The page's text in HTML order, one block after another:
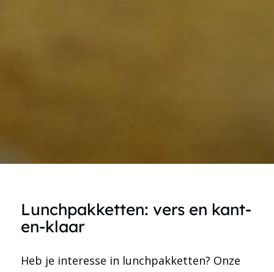
Lunchpakketten: vers en kant-
en-klaar
Heb je interesse in lunchpakketten? Onze